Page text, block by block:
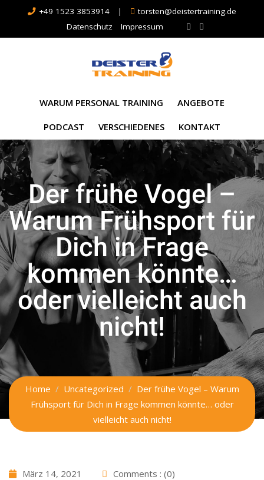
+49 1523 3853914 |
torsten@deistertraining.de
Datenschutz
Impressum
WARUM PERSONAL TRAINING ANGEBOTE
PODCAST VERSCHIEDENES KONTAKT
Der frühe Vogel –
Warum Frühsport für
Dich in Frage
kommen könnte…
oder vielleicht auch
nicht!
Home Uncategorized
Der frühe Vogel – Warum
Frühsport für Dich in Frage kommen könnte… oder
vielleicht auch nicht!
März 14, 2021 Comments : (0)